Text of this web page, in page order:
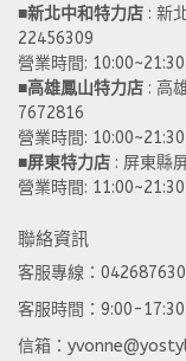
■新北中和特力店 : 新
22456309
營業時間:
■高雄鳳山特力店 : 高
7672816
營業時間:
■屏東特力店 : 屏東縣
營業時間:
聯絡資訊
客服專線：
客服時間：9:00-
信箱：